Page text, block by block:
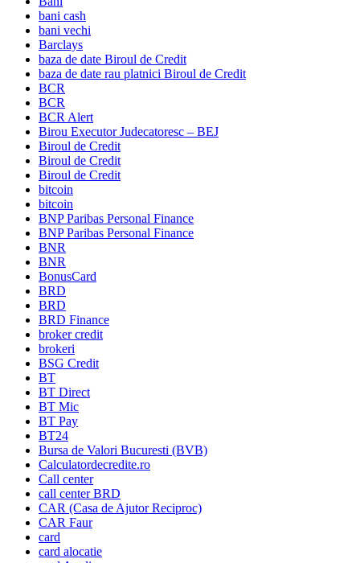
bani cash
bani vechi
Barclays
baza de date Biroul de Credit
baza de date rau platnici Biroul de Credit
BCR
BCR
BCR Alert
Birou Executor Judecatoresc – BEJ
Biroul de Credit
Biroul de Credit
Biroul de Credit
bitcoin
bitcoin
BNP Paribas Personal Finance
BNP Paribas Personal Finance
BNR
BNR
BonusCard
BRD
BRD
BRD Finance
broker credit
brokeri
BSG Credit
BT
BT Direct
BT Mic
BT Pay
BT24
Bursa de Valori Bucuresti (BVB)
Calculatordecredite.ro
Call center
call center BRD
CAR (Casa de Ajutor Reciproc)
CAR Faur
card
card alocatie